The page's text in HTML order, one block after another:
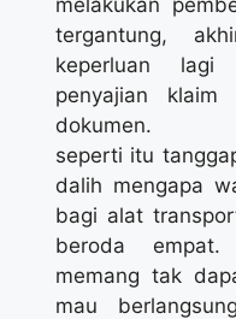
tergantung,
keperluan
penyajian klaim
dokumen.
seperti itu
dalih mengapa
bagi alat
beroda
memang tak
mau